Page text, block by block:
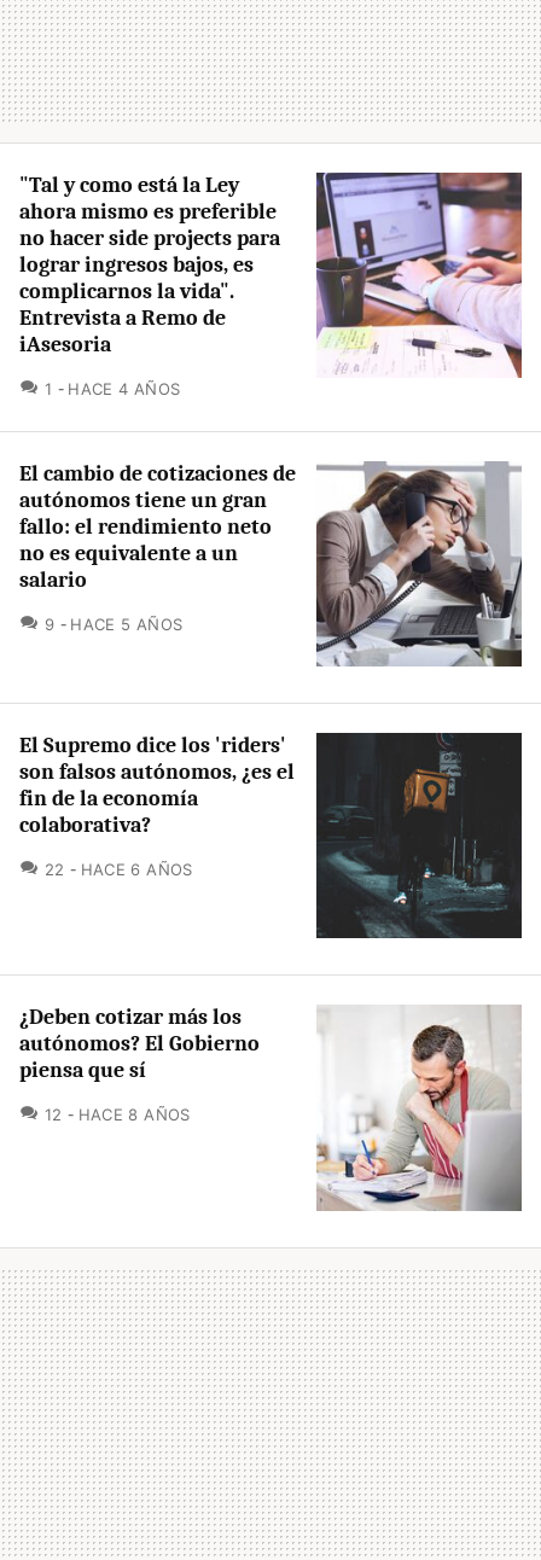
"Tal y como está la Ley
ahora mismo es preferible
no hacer side projects para
lograr ingresos bajos, es
complicarnos la vida".
Entrevista a Remo de
iAsesoria
1 COMENTARIOS
HACE 4 AÑOS
El cambio de cotizaciones de
autónomos tiene un gran
fallo: el rendimiento neto
no es equivalente a un
salario
9 COMENTARIOS
HACE 5 AÑOS
El Supremo dice los 'riders'
son falsos autónomos, ¿es el
fin de la economía
colaborativa?
22 COMENTARIOS
HACE 6 AÑOS
¿Deben cotizar más los
autónomos? El Gobierno
piensa que sí
12 COMENTARIOS
HACE 8 AÑOS